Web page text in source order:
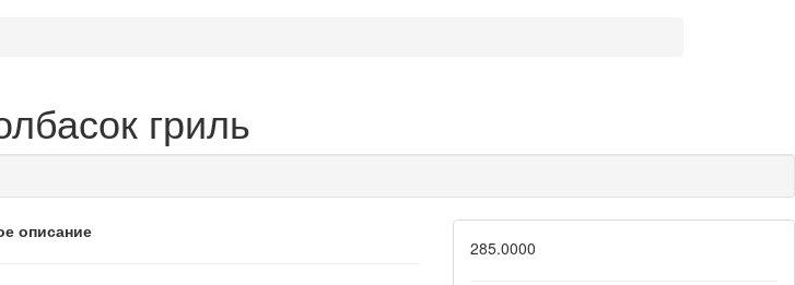
гриль
описание
285.0000